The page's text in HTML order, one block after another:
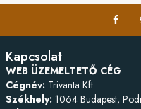
Kapcsolat
WEB ÜZEMELTETŐ CÉG
Cégnév: Trivanta Kft
Székhely: 1064 Budapest,